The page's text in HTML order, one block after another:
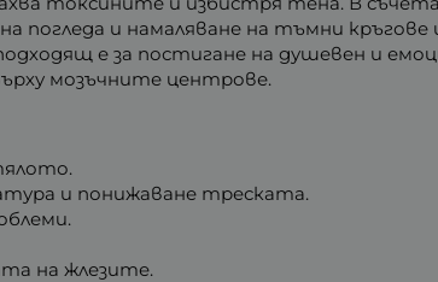
погледа и намаляване на тъмни кръгове
е за постигане на душевен и
мозъчните центрове.
и понижаване треската.
на жлезите.